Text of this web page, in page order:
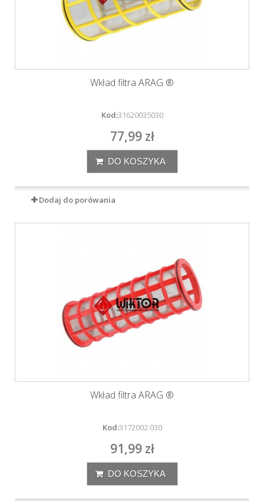
Wkład filtra ARAG ®
Kod:31620035030
77,99 zł
DO KOSZYKA
Dodaj do porówania
Wkład filtra ARAG ®
Kod:3172002.030
91,99 zł
DO KOSZYKA